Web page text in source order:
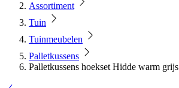
Assortiment
Tuin
Tuinmeubelen
Palletkussens
Palletkussens hoekset Hidde warm grijs